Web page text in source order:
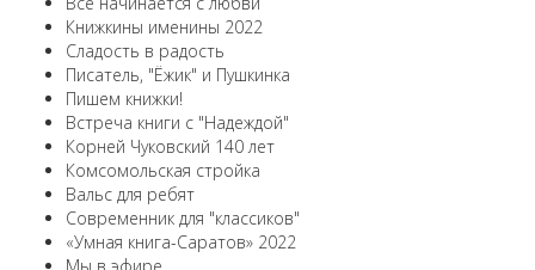
Книжкины именины 2022
Сладость в радость
Писатель, "Ёжик" и Пушкинка
Пишем книжки!
Встреча книги с "Надеждой"
Корней Чуковский 140 лет
Комсомольская стройка
Вальс для ребят
Современник для "классиков"
«Умная книга-Саратов» 2022